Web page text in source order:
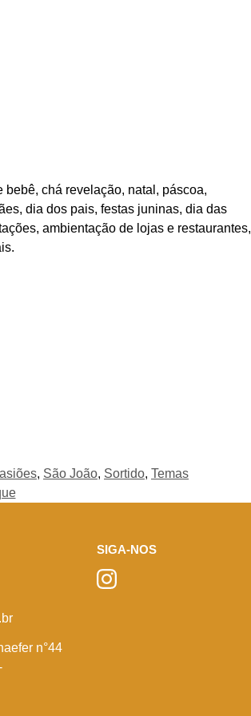
chá revelação, natal, páscoa,
dia dos pais, festas juninas, dia das
ambientação de lojas e restaurantes,
, São João, Sortido, Temas
n°44
SIGA-NOS